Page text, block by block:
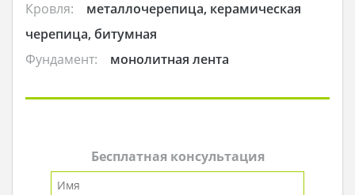
Кровля:
металлочерепица, керамическая
черепица, битумная
Фундамент:
монолитная лента
Бесплатная консультация